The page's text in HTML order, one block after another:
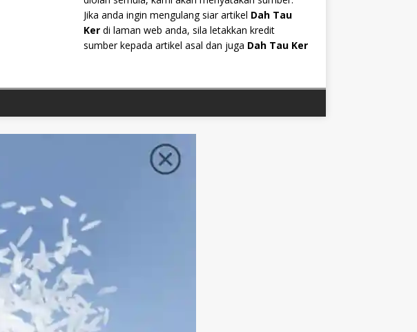
Jika anda ingin mengulang siar artikel Dah Tau
Kerdi laman web anda, sila letakkan kredit
sumber kepada artikel asal dan juga Dah Tau Ker